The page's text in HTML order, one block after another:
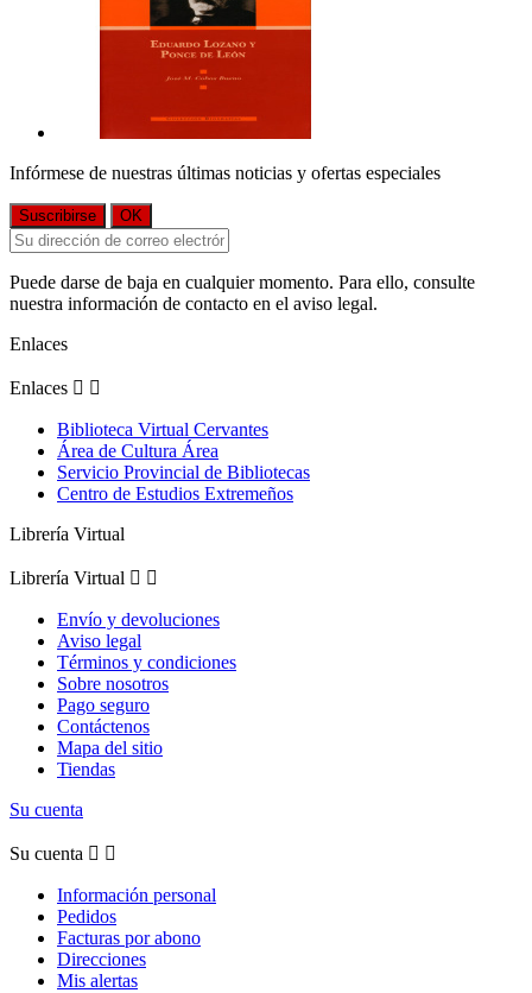
Infórmese de nuestras últimas noticias y ofertas especiales
Puede darse de baja en cualquier momento. Para ello, consulte
nuestra información de contacto en el aviso legal.
Enlaces
Enlaces  
Biblioteca Virtual Cervantes
Área de Cultura Área
Servicio Provincial de Bibliotecas
Centro de Estudios Extremeños
Librería Virtual
Librería Virtual  
Envío y devoluciones
Aviso legal
Términos y condiciones
Sobre nosotros
Pago seguro
Contáctenos
Mapa del sitio
Tiendas
Su cuenta
Su cuenta  
Información personal
Pedidos
Facturas por abono
Direcciones
Mis alertas